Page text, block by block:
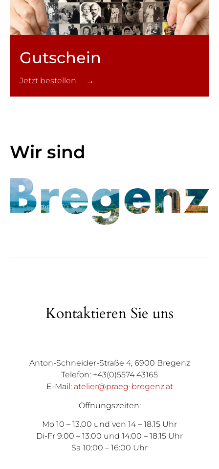
Gutschein
Jetzt bestellen →
Wir sind
Kontaktieren Sie uns
Anton-Schneider-Straße 4, 6900 Bregenz
Telefon: +43(0)5574 43165
E-Mail: atelier@praeg-bregenz.at
Öffnungszeiten:
Mo 10 – 13.00 und von 14 – 18.15 Uhr
Di-Fr 9:00 – 13:00 und 14:00 – 18:15 Uhr
Sa 10:00 – 16:00 Uhr